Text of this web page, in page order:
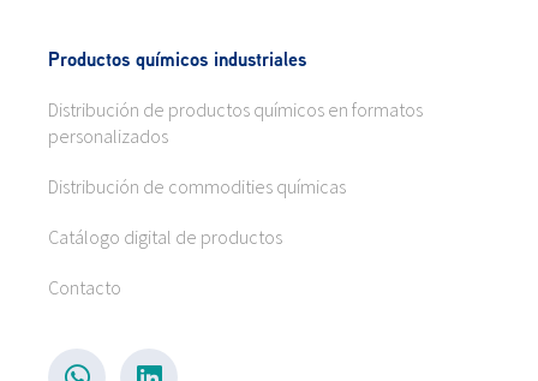
Productos químicos industriales
Distribución de productos químicos en formatos
personalizados
Distribución de commodities químicas
Catálogo digital de productos
Contacto